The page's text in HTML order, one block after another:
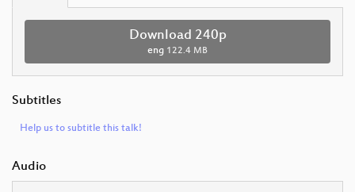
Download 240p
eng 122.4 MB
Subtitles
Help us to subtitle this talk!
Audio